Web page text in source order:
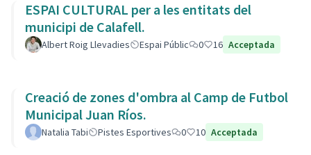
ESPAI CULTURAL per a les entitats del
municipi de Calafell.
Albert Roig Llevadies Espai Públic 0 16 Acceptada
Creació de zones d'ombra al Camp de Futbol
Municipal Juan Ríos.
Natalia Tabi Pistes Esportives 0 10 Acceptada